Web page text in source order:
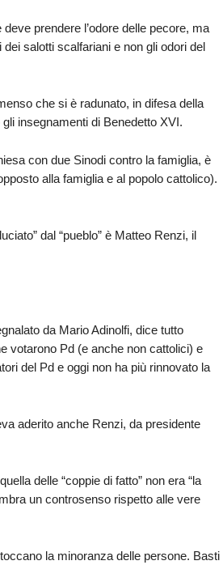
prendere l’odore delle pecore, ma
salotti scalfariani e non gli odori del
che si è radunato, in difesa della
insegnamenti di Benedetto XVI.
con due Sinodi contro la famiglia, è
alla famiglia e al popolo cattolico).
dal “pueblo” è Matteo Renzi, il
da Mario Adinolfi, dice tutto
votarono Pd (e anche non cattolici) e
del Pd e oggi non ha più rinnovato la
aderito anche Renzi, da presidente
delle “coppie di fatto” non era “la
un controsenso rispetto alle vere
la minoranza delle persone. Basti